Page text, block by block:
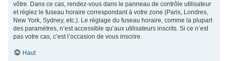
vôtre. Dans ce cas, rendez-vous dans le panneau de contrôle utilisateur
et réglez le fuseau horaire correspondant à votre zone (Paris, Londres,
New York, Sydney, etc.). Le réglage du fuseau horaire, comme la plupart
des paramètres, n’est accessible qu’aux utilisateurs inscrits. Si ce n’est
pas votre cas, c’est l’occasion de vous inscrire.
Haut